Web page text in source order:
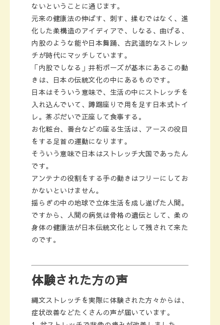
ないということに通じます。
元来の健康法の伸ばす、刺す、揉むではなく、進
化した柔構造のアイディアで、しなる、曲げる、
内股のような能や日本舞踊、古武道的なストレッ
チが時代にマッチしています。
「内股でしなる」井桁ポーズが基本にあるこの動
きは、日本の伝統文化の中にあるものです。
日本はそういう意味で、生活の中にストレッチを
入れ込んでいて、蹲踞座りで用を足す日本式トイ
レ。茶ぶだいで正座して食事する。
お化粧台、番台などの座る生活は、アースの役目
をする足首の運動になります。
そういう意味で日本はストレッチ大国であったん
です。
アンテナの役割をする手の動きはフリーにしてお
かないといけません。
揺らぎの中の地球で立体生活を成し遂げた人間。
ですから、人間の病気は骨格の遺伝として、柔の
身体の健康法が日本伝統文化として残されて来た
のです。
体験された方の声
縄文ストレッチを実際に体験された方々からは、
症状改善などたくさんの声が届いています。